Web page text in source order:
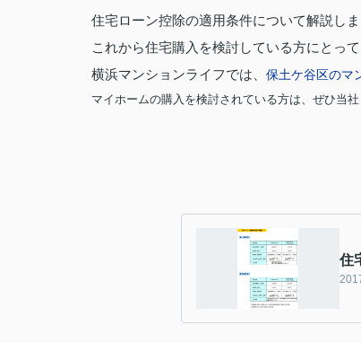
住宅ローン控除の適用条件について解説しま
これから住宅購入を検討している方にとっ
横浜マンションライフでは、 保土ケ谷区のマ
マイホームの購入を検討されている方は、ぜひ当社
住